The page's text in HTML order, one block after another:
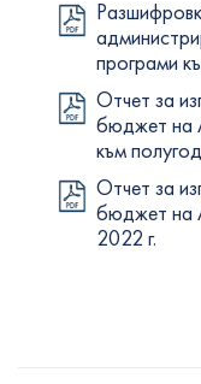
програми
Отчет за
бюджет на
към
Отчет за
бюджет на
2022 г.